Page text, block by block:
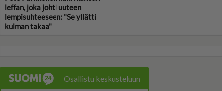
leffan, joka johti uuteen
lempisuhteeseen: "Se yllätti
kulman takaa"